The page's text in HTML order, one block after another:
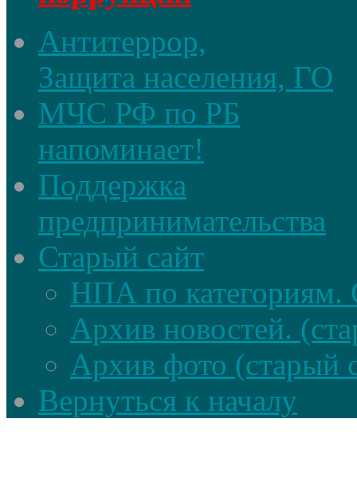
Антитеррор,
Защита населения, ГО
МЧС РФ по РБ
напоминает!
Поддержка
предпринимательства
Старый сайт
НПА по категориям.
Архив новостей.
Архив фото (старый
Вернуться к началу